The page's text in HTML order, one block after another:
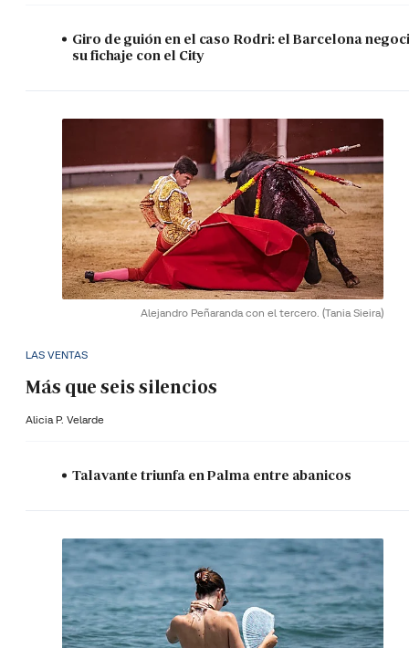
Giro de guión en el caso Rodri: el Barcelona
su fichaje con el City
Alejandro Peñaranda con el tercero. (Tania Sieira)
LAS VENTAS
Más que seis silencios
Alicia P. Velarde
Talavante triunfa en Palma entre abanicos